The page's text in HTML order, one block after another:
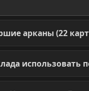
арканы (22
использовать